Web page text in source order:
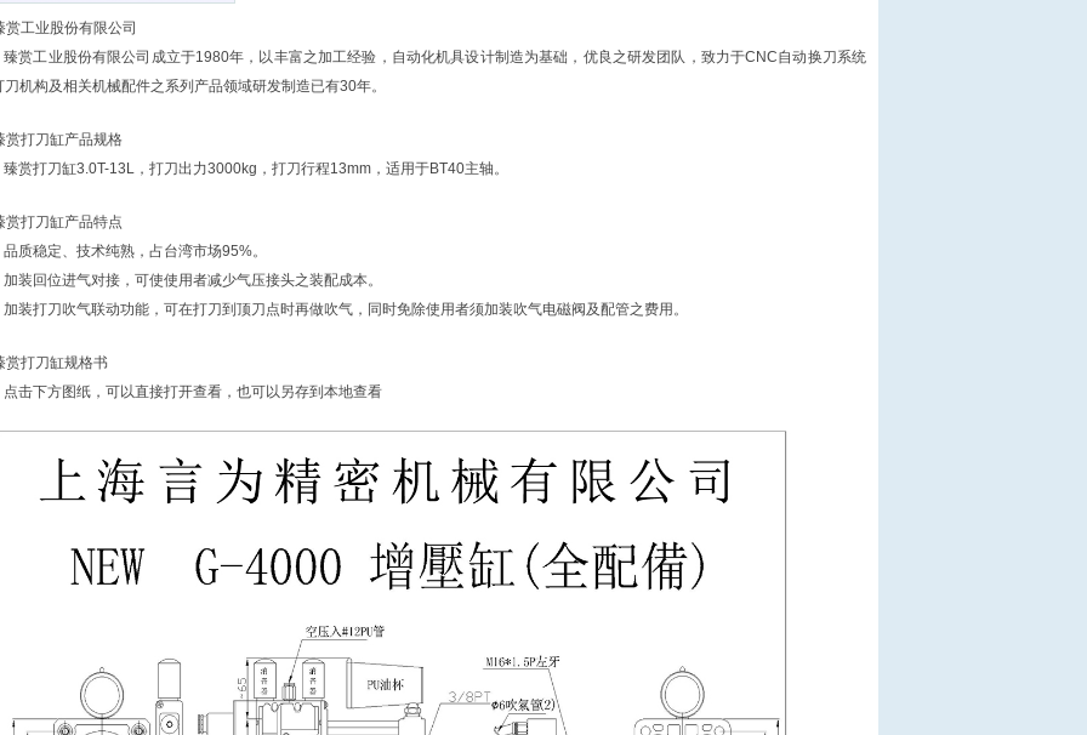
赏工业股份有限公司
臻赏工业股份有限公司成立于1980年，以丰富之加工经验，自动化机具设计制造为基础，优良之研发团队，致力于CNC自动换刀系统
刀机构及相关机械配件之系列产品领域研发制造已有30年。
赏打刀缸产品规格
臻赏打刀缸3.0T-13L，打刀出力3000kg，打刀行程13mm，适用于BT40主轴。
赏打刀缸产品特点
品质稳定、技术纯熟，占台湾市场95%。
加装回位进气对接，可使使用者减少气压接头之装配成本。
加装打刀吹气联动功能，可在打刀到顶刀点时再做吹气，同时免除使用者须加装吹气电磁阀及配管之费用。
赏打刀缸规格书
点击下方图纸，可以直接打开查看，也可以另存到本地查看